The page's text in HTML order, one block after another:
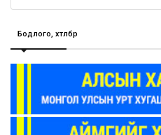
Бодлого, хөтөлбөр